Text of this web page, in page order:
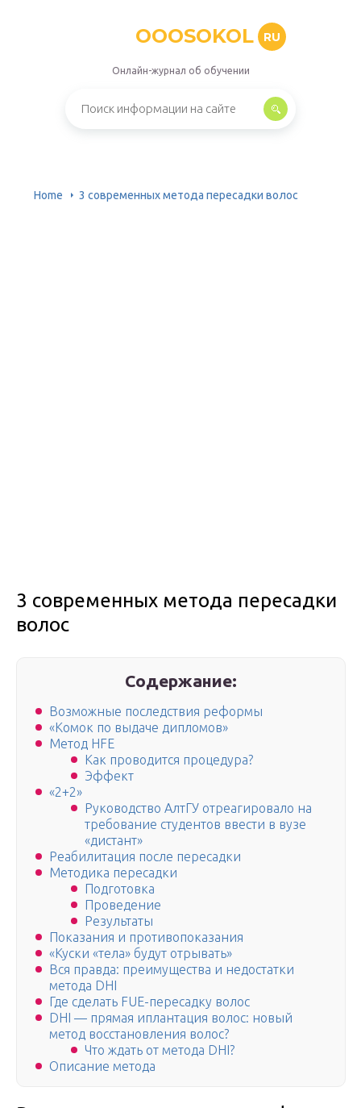
OOOSOKOL RU
Онлайн-журнал об обучении
Home 3 современных метода пересадки волос
3 современных метода пересадки
волос
Содержание:
Возможные последствия реформы
«Комок по выдаче дипломов»
Метод HFE
Как проводится процедура?
Эффект
«2+2»
Руководство АлтГУ отреагировало на
требование студентов ввести в вузе
«дистант»
Реабилитация после пересадки
Методика пересадки
Подготовка
Проведение
Результаты
Показания и противопоказания
«Куски «тела» будут отрывать»
Вся правда: преимущества и недостатки
метода DHI
Где сделать FUE-пересадку волос
DHI — прямая иплантация волос: новый
метод восстановления волос?
Что ждать от метода DHI?
Описание метода